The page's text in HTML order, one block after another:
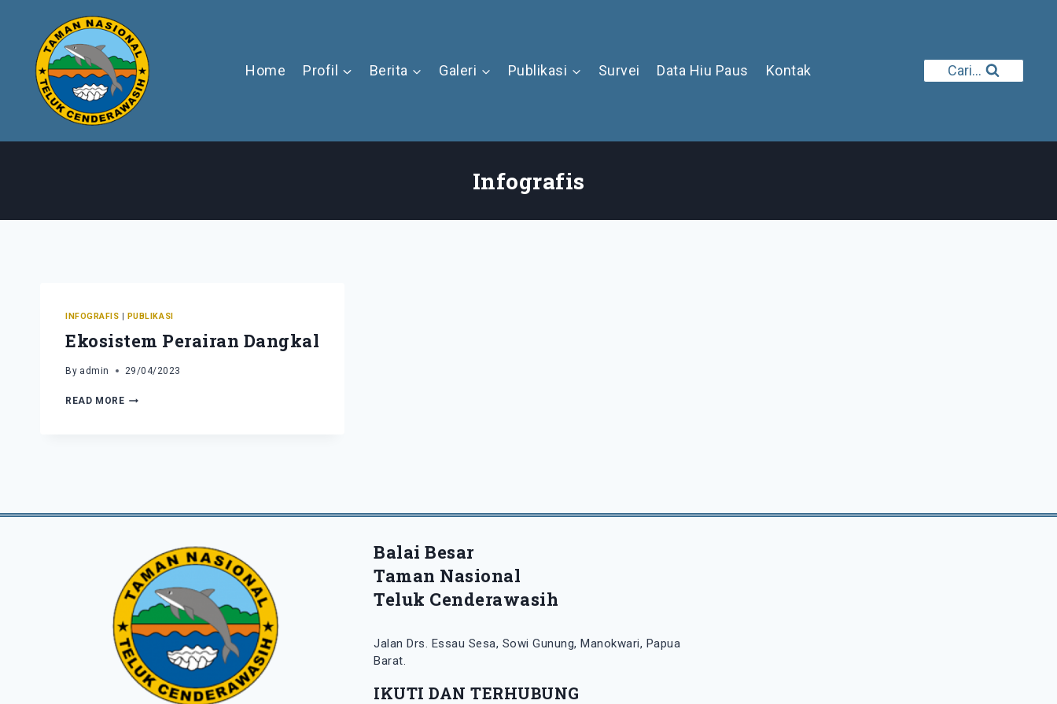
content
Home Profil Berita Galeri Publikasi Survei Data Hiu Paus Kontak Cari...
Infografis
INFOGRAFIS | PUBLIKASI
Ekosistem Perairan Dangkal
By admin 29/04/2023
READ MOREEKOSISTEM
Balai Besar
Taman Nasional
Teluk Cenderawasih
Jalan Drs. Essau Sesa, Sowi Gunung, Manokwari, Papua
Barat.
IKUTI DAN TERHUBUNG